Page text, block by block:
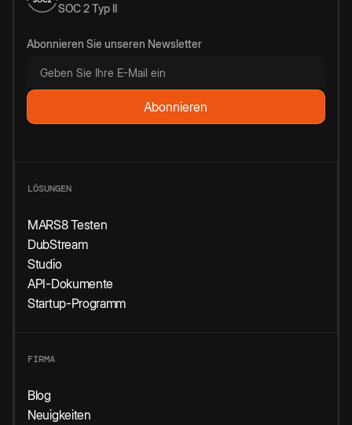
SOC 2 Typ II
Abonnieren Sie unseren Newsletter
LÖSUNGEN
MARS8 Testen
DubStream
Studio
API-Dokumente
Startup-Programm
FIRMA
Blog
Neuigkeiten